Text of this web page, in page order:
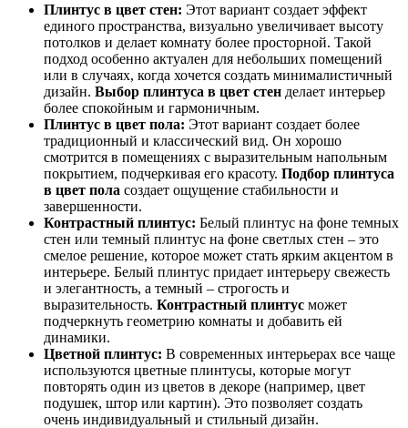
Плинтус в цвет стен: Этот вариант создает эффект
единого пространства, визуально увеличивает высоту
потолков и делает комнату более просторной. Такой
подход особенно актуален для небольших помещений
или в случаях, когда хочется создать минималистичный
дизайн. Выбор плинтуса в цвет стен делает интерьер
более спокойным и гармоничным.
Плинтус в цвет пола: Этот вариант создает более
традиционный и классический вид. Он хорошо
смотрится в помещениях с выразительным напольным
покрытием, подчеркивая его красоту. Подбор плинтуса
в цвет пола создает ощущение стабильности и
завершенности.
Контрастный плинтус: Белый плинтус на фоне темных
стен или темный плинтус на фоне светлых стен – это
смелое решение, которое может стать ярким акцентом в
интерьере. Белый плинтус придает интерьеру свежесть
и элегантность, а темный – строгость и
выразительность. Контрастный плинтус может
подчеркнуть геометрию комнаты и добавить ей
динамики.
Цветной плинтус: В современных интерьерах все чаще
используются цветные плинтусы, которые могут
повторять один из цветов в декоре (например, цвет
подушек, штор или картин). Это позволяет создать
очень индивидуальный и стильный дизайн.